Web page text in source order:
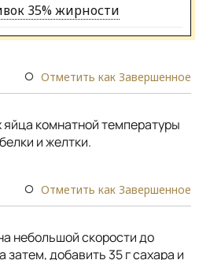
35% жирности
Отметить как Завершенное
комнатной температуры
и желтки.
Отметить как Завершенное
небольшой скорости до
затем, добавить 35 г сахара и